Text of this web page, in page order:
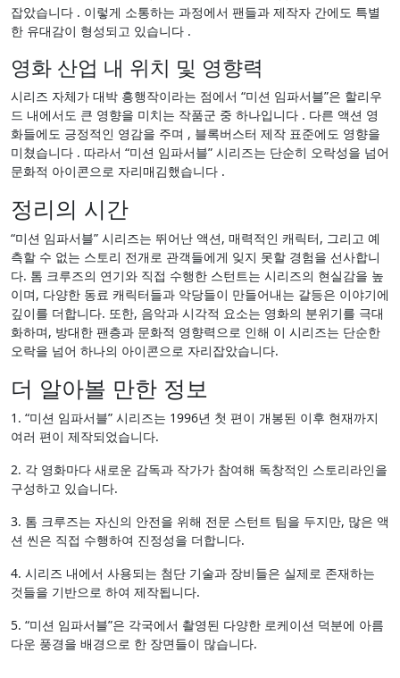
잡았습니다 . 이렇게 소통하는 과정에서 팬들과 제작자 간에도 특별
한 유대감이 형성되고 있습니다 .
영화 산업 내 위치 및 영향력
시리즈 자체가 대박 흥행작이라는 점에서 “미션 임파서블”은 할리우
드 내에서도 큰 영향을 미치는 작품군 중 하나입니다 . 다른 액션 영
화들에도 긍정적인 영감을 주며 , 블록버스터 제작 표준에도 영향을
미쳤습니다 . 따라서 “미션 임파서블” 시리즈는 단순히 오락성을 넘어
문화적 아이콘으로 자리매김했습니다 .
정리의 시간
“미션 임파서블” 시리즈는 뛰어난 액션, 매력적인 캐릭터, 그리고 예
측할 수 없는 스토리 전개로 관객들에게 잊지 못할 경험을 선사합니
다. 톰 크루즈의 연기와 직접 수행한 스턴트는 시리즈의 현실감을 높
이며, 다양한 동료 캐릭터들과 악당들이 만들어내는 갈등은 이야기에
깊이를 더합니다. 또한, 음악과 시각적 요소는 영화의 분위기를 극대
화하며, 방대한 팬층과 문화적 영향력으로 인해 이 시리즈는 단순한
오락을 넘어 하나의 아이콘으로 자리잡았습니다.
더 알아볼 만한 정보
1. “미션 임파서블” 시리즈는 1996년 첫 편이 개봉된 이후 현재까지
여러 편이 제작되었습니다.
2. 각 영화마다 새로운 감독과 작가가 참여해 독창적인 스토리라인을
구성하고 있습니다.
3. 톰 크루즈는 자신의 안전을 위해 전문 스턴트 팀을 두지만, 많은 액
션 씬은 직접 수행하여 진정성을 더합니다.
4. 시리즈 내에서 사용되는 첨단 기술과 장비들은 실제로 존재하는
것들을 기반으로 하여 제작됩니다.
5. “미션 임파서블”은 각국에서 촬영된 다양한 로케이션 덕분에 아름
다운 풍경을 배경으로 한 장면들이 많습니다.